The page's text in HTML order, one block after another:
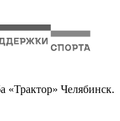
«Трактор» Челябинск.